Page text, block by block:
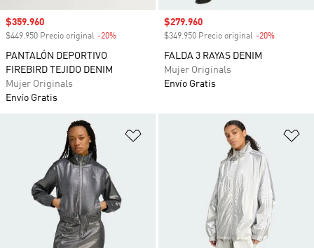
Precio de venta
$359.960
$449.950 Precio original -20%
PANTALÓN DEPORTIVO
FIREBIRD TEJIDO DENIM
Mujer Originals
Envío Gratis
Precio de venta
$279.960
$349.950 Precio original -20%
FALDA 3 RAYAS DENIM
Mujer Originals
Envío Gratis
Añadir a la lista de deseos